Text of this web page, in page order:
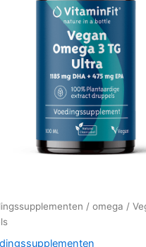
/ omega /